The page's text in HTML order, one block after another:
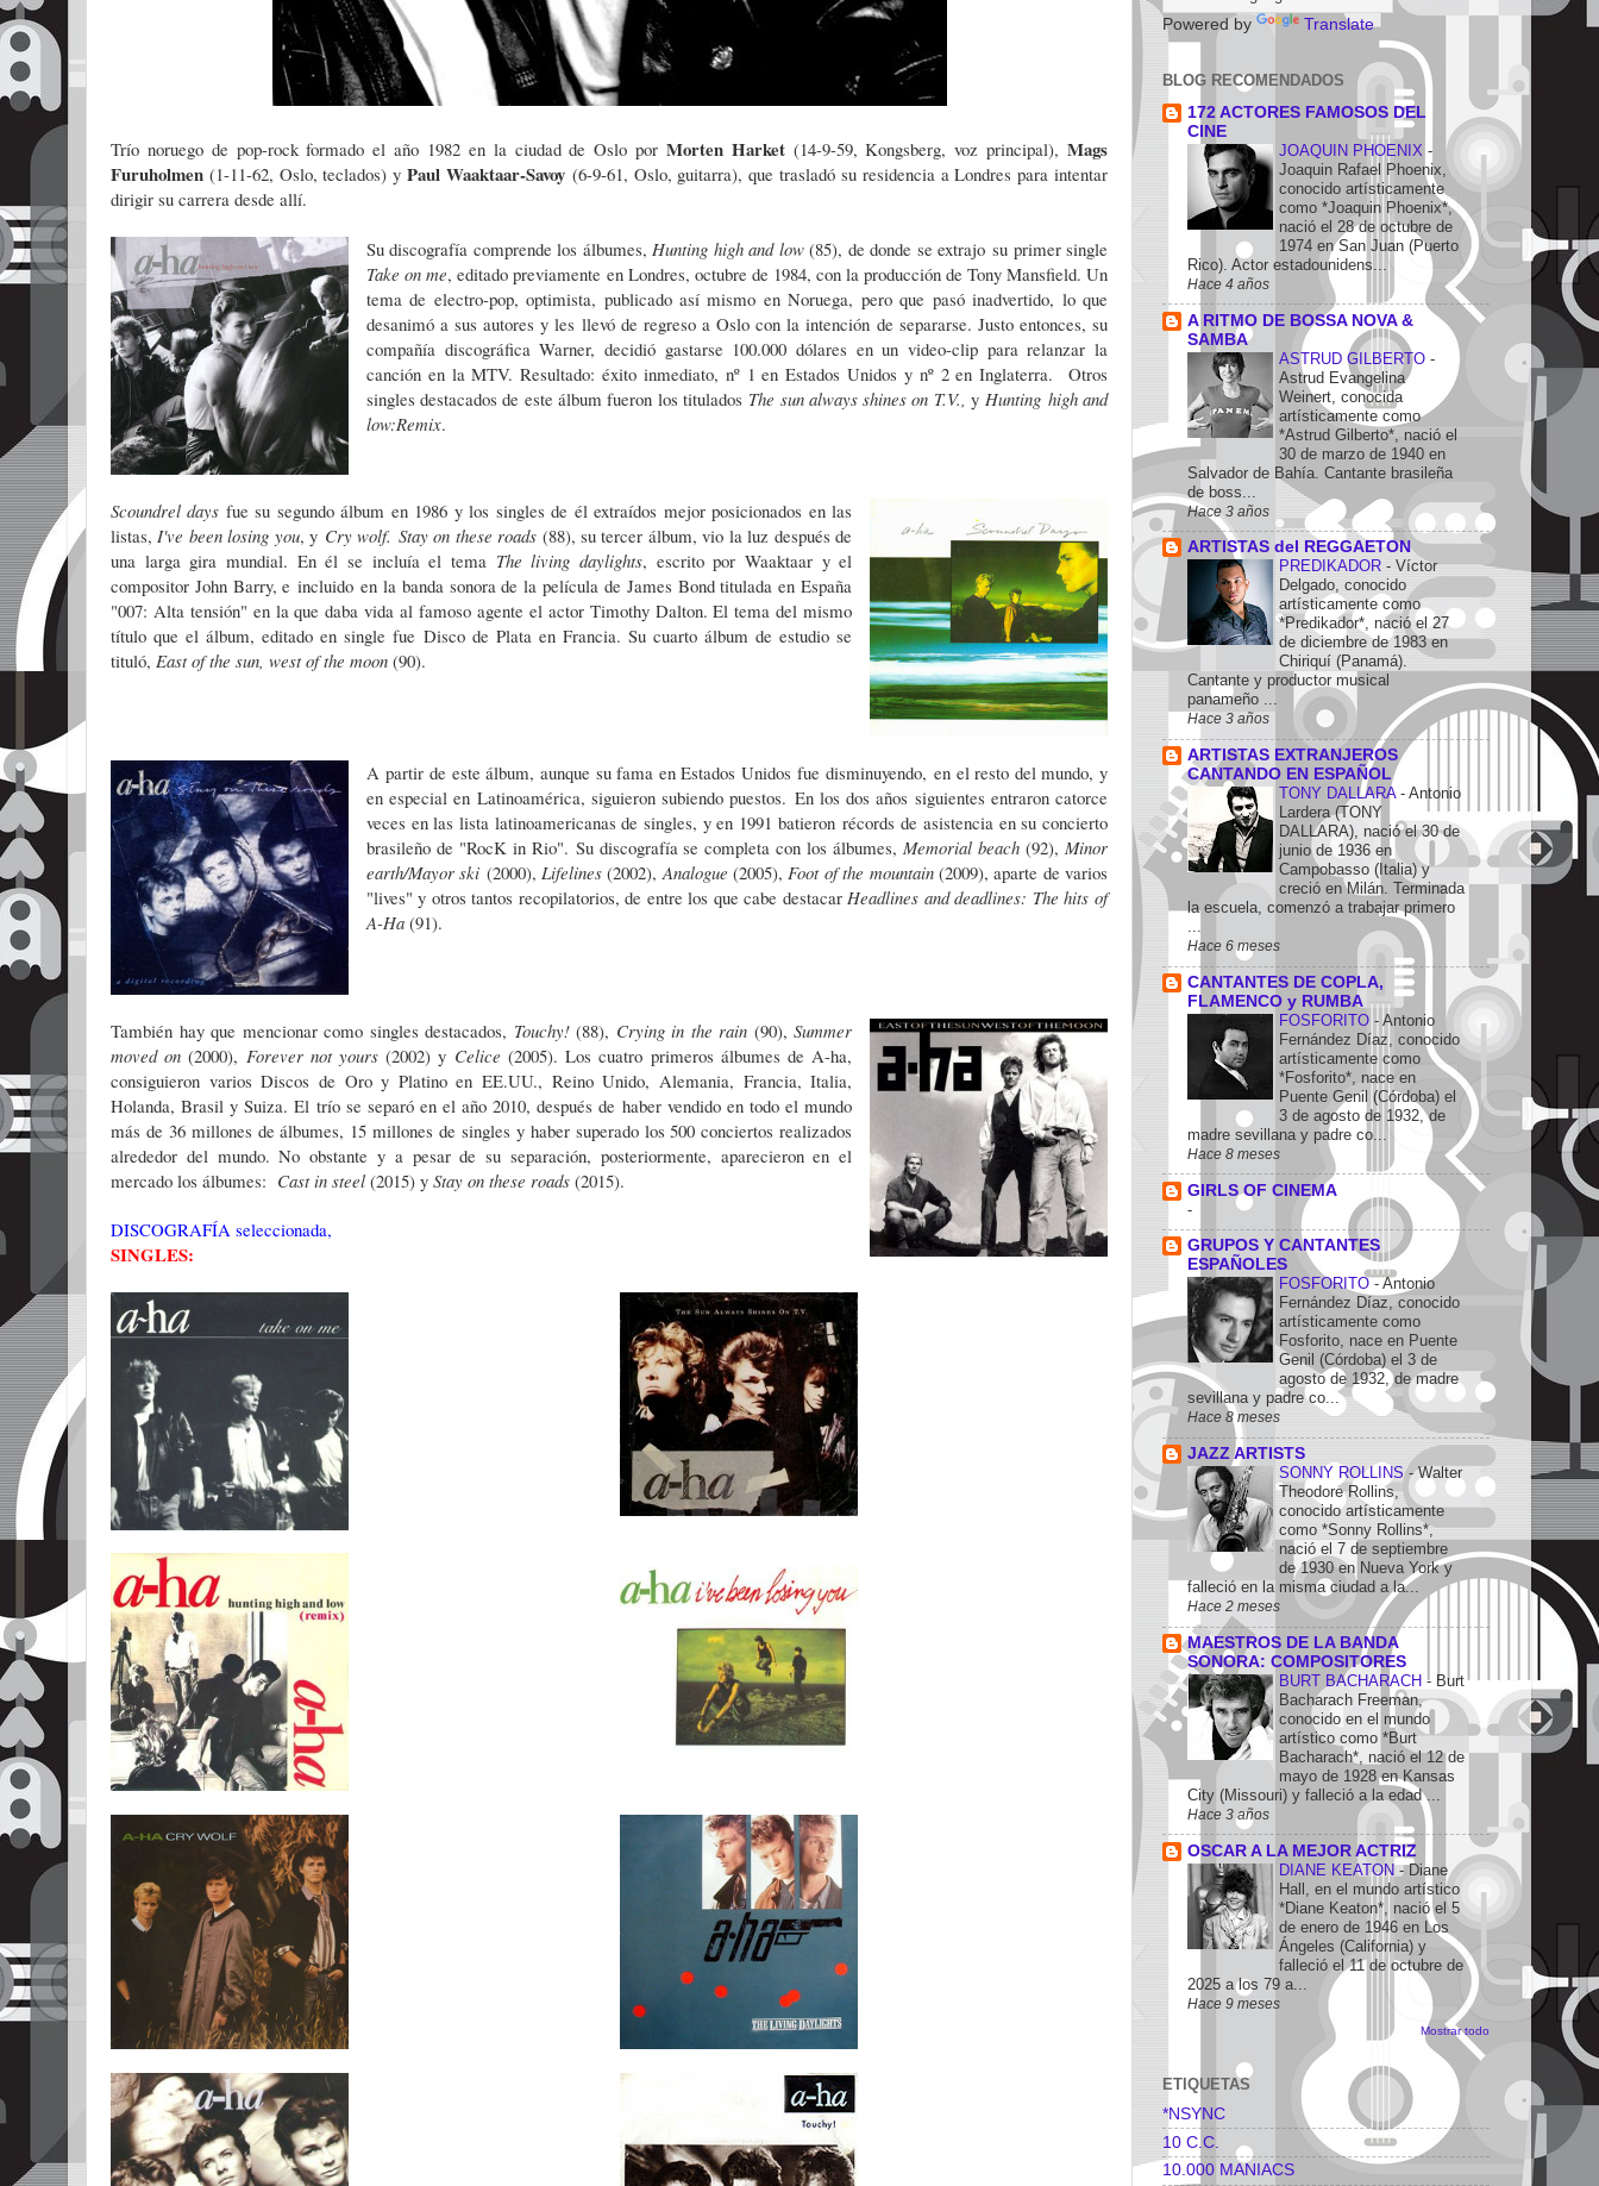
Trío noruego de pop-rock formado el año 1982 en la ciudad de Oslo por Morten Harket(14-9-59, Kongsberg, voz principal),Mags
Furuholmen (1-11-62, Oslo, teclados) yPaul Waaktaar-Savoy (6-9-61, Oslo, guitarra), que trasladó su residencia a Londres para intentar
dirigir su carrera desde allí.
Su discografía comprende los álbumes,Hunting high and low(85), de donde se extrajosu primer single
Take on me, editado previamente en Londres, octubre de 1984, con la producción de Tony Mansfield. Un
tema de electro-pop, optimista, publicado así mismo en Noruega, pero que pasó inadvertido, lo que
desanimó a sus autores y les llevó de regreso a Oslo con la intención de separarse. Justo entonces, su
compañía discográfica Warner, decidió gastarse 100.000 dólares en un video-clip para relanzar la
canción en la MTV. Resultado: éxito inmediato, nº 1 en Estados Unidos y nº 2 en Inglaterra. Otros
singles destacados de este álbum fueron los titulados The sun always shines on T.V.,yHunting high and
low:Remix.
Scoundrel days fue su segundo álbum en 1986 y los singles de él extraídos mejor posicionados en las
listas, I've been losing you, y Cry wolf. Stay on these roads (88), su tercer álbum, vio la luz después de
una larga gira mundial. En él se incluía el tema The living daylights, escrito por Waaktaar y el
compositor John Barry, e incluido en la banda sonora de la película de James Bond titulada en España
"007: Alta tensión" en la que daba vida al famoso agente el actor Timothy Dalton. El tema del mismo
título que el álbum, editado en single fue Disco de Plata en Francia. Su cuarto álbum de estudio se
tituló, East of the sun, west of the moon (90).
A partir de este álbum, aunque su fama en Estados Unidos fuedisminuyendo, en el resto del mundo, y
en especial en Latinoamérica, siguieron subiendo puestos. En los dos años siguientes entraron catorce
veces en las lista latinoamericanas de singles, y en 1991 batieron récords de asistencia en su concierto
brasileño de "RocK in Rio". Su discografía se completa con los álbumes, Memorial beach(92), Minor
earth/Mayor ski (2000), Lifelines(2002), Analogue(2005), Foot of the mountain (2009), aparte de varios
"lives" y otros tantos recopilatorios, de entre los que cabe destacar Headlines and deadlines: The hits of
A-Ha (91).
También hay que mencionar como singles destacados, Touchy!(88), Crying in the rain (90),Summer
moved on(2000), Forever not yours(2002) y Celice (2005). Los cuatro primeros álbumes de A-ha,
consiguieron varios Discos de Oro y Platino en EE.UU., Reino Unido, Alemania, Francia, Italia,
Holanda, Brasil y Suiza. El trío se separó en el año 2010, después de haber vendido en todo el mundo
más de 36 millones de álbumes, 15 millones de singles y haber superado los 500 conciertos realizados
alrededor del mundo. No obstante y a pesar de su separación, posteriormente, aparecieron en el
mercado los álbumes: Cast in steel (2015) y Stay on these roads (2015).
DISCOGRAFÍA seleccionada,
SINGLES:
Powered by Translate
BLOG RECOMENDADOS
172 ACTORES FAMOSOS DEL
CINE
JOAQUIN PHOENIX -
Joaquin Rafael Phoenix,
conocido artísticamente
como *Joaquin Phoenix*,
nació el 28 de octubre de
1974 en San Juan (Puerto
Rico). Actor estadounidens...
Hace 4 años
A RITMO DE BOSSA NOVA &
SAMBA
ASTRUD GILBERTO -
Astrud Evangelina
Weinert, conocida
artísticamente como
*Astrud Gilberto*, nació el
30 de marzo de 1940 en
Salvador de Bahía. Cantante brasileña
de boss...
Hace 3 años
ARTISTAS del REGGAETON
PREDIKADOR - Víctor
Delgado, conocido
artísticamente como
*Predikador*, nació el 27
de diciembre de 1983 en
Chiriquí (Panamá).
Cantante y productor musical
panameño ...
Hace 3 años
ARTISTAS EXTRANJEROS
CANTANDO EN ESPAÑOL
TONY DALLARA - Antonio
Lardera (TONY
DALLARA), nació el 30 de
junio de 1936 en
Campobasso (Italia) y
creció en Milán. Terminada
la escuela, comenzó a trabajar primero
...
Hace 6 meses
CANTANTES DE COPLA,
FLAMENCO y RUMBA
FOSFORITO - Antonio
Fernández Díaz, conocido
artísticamente como
*Fosforito*, nace en
Puente Genil (Córdoba) el
3 de agosto de 1932, de
madre sevillana y padre co...
Hace 8 meses
GIRLS OF CINEMA
-
GRUPOS Y CANTANTES
ESPAÑOLES
FOSFORITO-Antonio
Fernández Díaz, conocido
artísticamente como
Fosforito, nace en Puente
Genil (Córdoba) el 3 de
agosto de 1932, de madre
sevillana y padre co...
Hace 8 meses
JAZZ ARTISTS
SONNY ROLLINS-Walter
Theodore Rollins,
conocido artísticamente
como *Sonny Rollins*,
nació el 7 de septiembre
de 1930 en Nueva York y
falleció en la misma ciudad a la...
Hace 2 meses
MAESTROS DE LA BANDA
SONORA: COMPOSITORES
BURT BACHARACH - Burt
Bacharach Freeman,
conocido en el mundo
artístico como *Burt
Bacharach*, nació el 12 de
mayo de 1928 en Kansas
City (Missouri) y falleció a la edad ...
Hace 3 años
OSCAR A LA MEJOR ACTRIZ
DIANE KEATON-Diane
Hall, en el mundo artístico
*Diane Keaton*, nació el 5
de enero de 1946 en Los
Ángeles (California) y
falleció el 11 de octubre de
2025 a los 79 a...
Hace 9 meses
Mostrar todo
ETIQUETAS
*NSYNC
10 C.C.
10.000 MANIACS